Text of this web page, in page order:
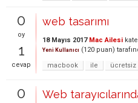
0
oy
1
cevap
web tasarımı
18 Mayıs 2017 Mac Ailesi
Yeni Kullanıcı (120 puan)
macbook
ile ücretsiz
0
Web